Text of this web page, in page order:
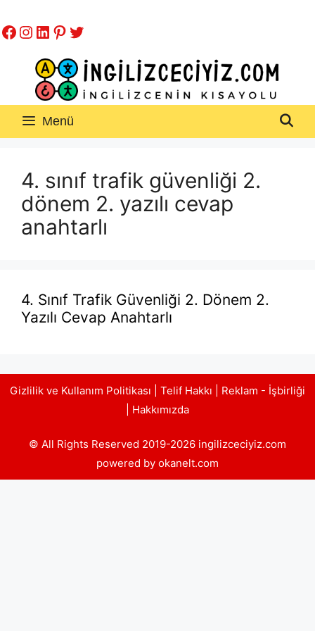
atla
Facebook
Instagram
LinkedIn
Pinterest
Twitter
Menü
4. sınıf trafik güvenliği 2.
dönem 2. yazılı cevap
anahtarlı
4. Sınıf Trafik Güvenliği 2. Dönem 2.
Yazılı Cevap Anahtarlı
Gizlilik ve Kullanım Politikası Telif Hakkı
Reklam - İşbirliği
Hakkımızda
© All Rights Reserved 2019-2026 ingilizceciyiz.com
powered by okanelt.com